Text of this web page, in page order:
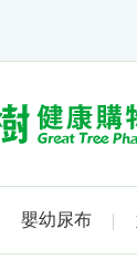
嬰幼尿布